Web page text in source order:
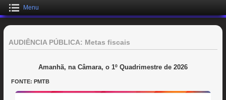
Menu
AUDIÊNCIA PÚBLICA: Metas fiscais
Amanhã, na Câmara, o 1º Quadrimestre de 2026
FONTE: PMTB